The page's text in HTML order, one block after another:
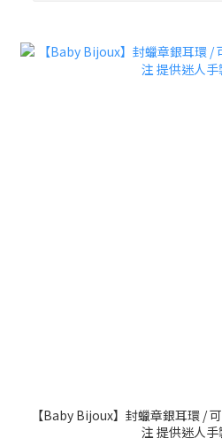
【Baby Bijoux】封蠟章銀耳環 /
注 提供迷人手